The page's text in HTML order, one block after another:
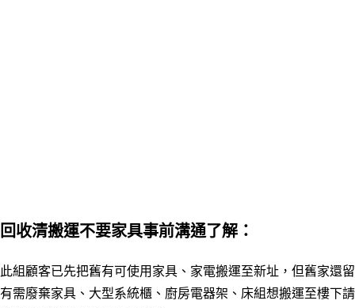
回收清搬運不要家具事前溝通了解：
此組顧客已先把舊有可使用家具、家電搬運至新址，但舊家還留
有需廢棄家具、大型系統櫃、廚房電器架、床組想搬運至樓下請